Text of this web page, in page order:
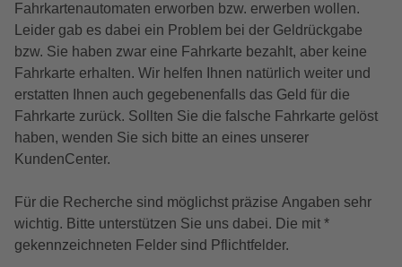
Fahrkartenautomaten erworben bzw. erwerben wollen.
Leider gab es dabei ein Problem bei der Geldrückgabe
bzw. Sie haben zwar eine Fahrkarte bezahlt, aber keine
Fahrkarte erhalten. Wir helfen Ihnen natürlich weiter und
erstatten Ihnen auch gegebenenfalls das Geld für die
Fahrkarte zurück. Sollten Sie die falsche Fahrkarte gelöst
haben, wenden Sie sich bitte an eines unserer
KundenCenter.
Für die Recherche sind möglichst präzise Angaben sehr
wichtig. Bitte unterstützen Sie uns dabei. Die mit *
gekennzeichneten Felder sind Pflichtfelder.